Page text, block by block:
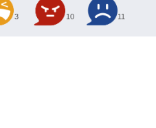
3 10 11